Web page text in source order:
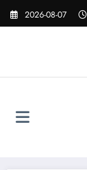
Skip
2026-08-07